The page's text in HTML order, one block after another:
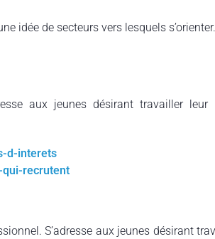
idée de secteurs vers lesquels s’orienter.
aux jeunes désirant travailler
d-interets
recrutent
S’adresse aux jeunes désirant